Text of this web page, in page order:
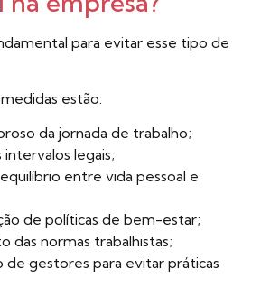
para evitar esse tipo de
estão:
da jornada de trabalho;
legais;
entre vida pessoal e
de políticas de bem-estar;
das normas trabalhistas;
de gestores para evitar práticas